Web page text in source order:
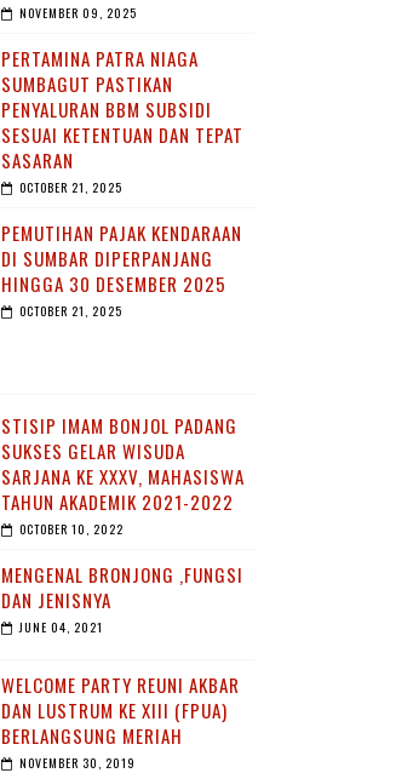
NOVEMBER 09, 2025
PERTAMINA PATRA NIAGA
SUMBAGUT PASTIKAN
PENYALURAN BBM SUBSIDI
SESUAI KETENTUAN DAN TEPAT
SASARAN
OCTOBER 21, 2025
PEMUTIHAN PAJAK KENDARAAN
DI SUMBAR DIPERPANJANG
HINGGA 30 DESEMBER 2025
OCTOBER 21, 2025
STISIP IMAM BONJOL PADANG
SUKSES GELAR WISUDA
SARJANA KE XXXV, MAHASISWA
TAHUN AKADEMIK 2021-2022
OCTOBER 10, 2022
MENGENAL BRONJONG ,FUNGSI
DAN JENISNYA
JUNE 04, 2021
WELCOME PARTY REUNI AKBAR
DAN LUSTRUM KE XIII (FPUA)
BERLANGSUNG MERIAH
NOVEMBER 30, 2019